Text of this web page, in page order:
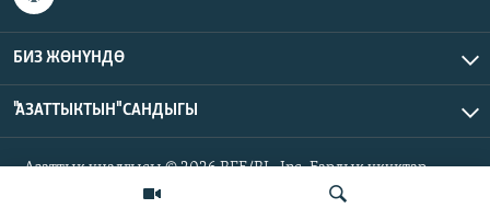
БИЗ ЖӨНҮНДӨ
"АЗАТТЫКТЫН" САНДЫГЫ
Азаттык үналгысы © 2026 RFE/RL, Inc. Бардык укуктар